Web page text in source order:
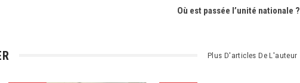
Où est passée l’unité nationale ?
Plus D'articles De L'auteur